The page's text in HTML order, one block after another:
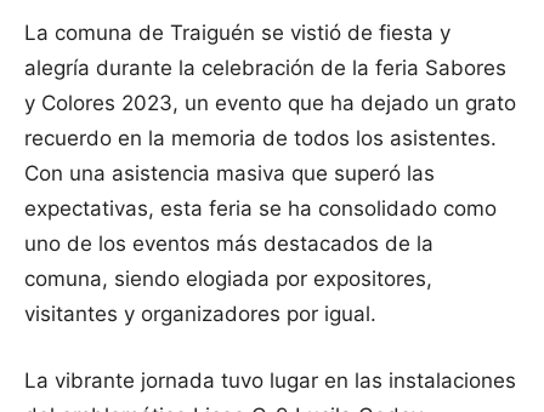
La comuna de Traiguén se vistió de fiesta y
alegría durante la celebración de la feria Sabores
y Colores 2023, un evento que ha dejado un grato
recuerdo en la memoria de todos los asistentes.
Con una asistencia masiva que superó las
expectativas, esta feria se ha consolidado como
uno de los eventos más destacados de la
comuna, siendo elogiada por expositores,
visitantes y organizadores por igual.
La vibrante jornada tuvo lugar en las instalaciones